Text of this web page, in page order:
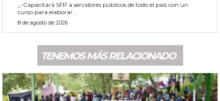
_-Capacitará SFP a servidores públicos de todo el país con un
curso para elaborar...
8 de agosto de 2026
TENEMOS MÁS RELACIONADO